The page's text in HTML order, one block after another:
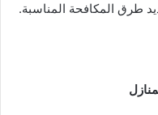
طرق المكافحة المناسبة.